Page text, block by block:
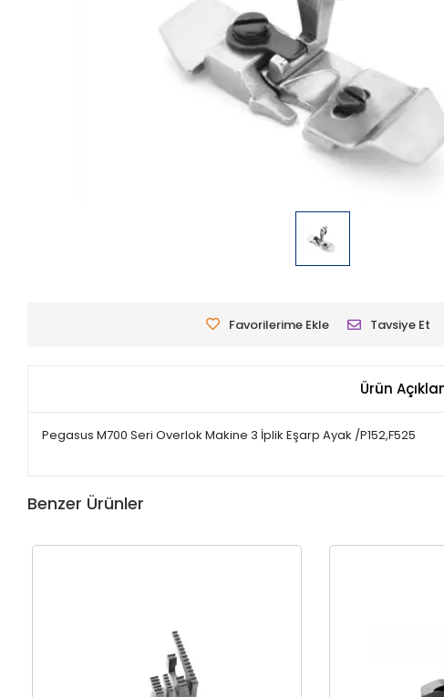
Favorilerime Ekle Tavsiye Et
Ürün
Pegasus M700 Seri Overlok Makine 3 İplik Eşarp Ayak /P152,F525
Benzer Ürünler